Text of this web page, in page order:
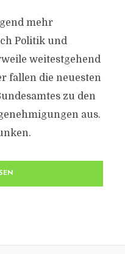
mehr
Politik und
weitestgehend
fallen die neuesten
zu den
aus.